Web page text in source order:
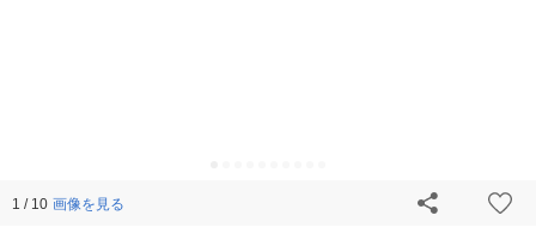
1 / 10 画像を見る